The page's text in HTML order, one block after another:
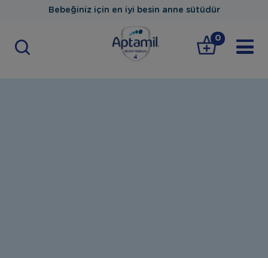
Bebeğiniz için en iyi besin anne sütüdür
0